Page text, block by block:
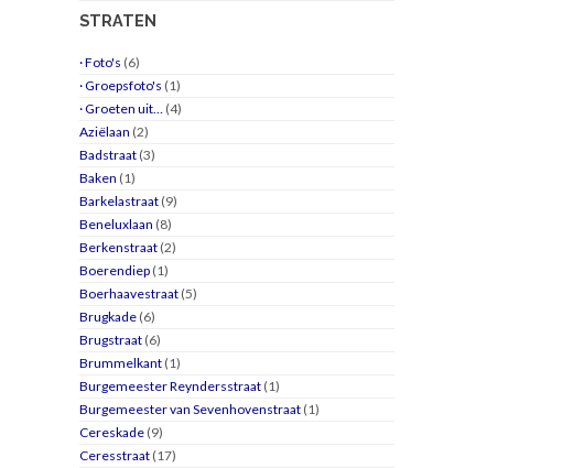
STRATEN
· Foto's (6)
· Groepsfoto's (1)
· Groeten uit… (4)
Aziëlaan (2)
Badstraat (3)
Baken (1)
Barkelastraat (9)
Beneluxlaan (8)
Berkenstraat (2)
Boerendiep (1)
Boerhaavestraat (5)
Brugkade (6)
Brugstraat (6)
Brummelkant (1)
Burgemeester Reyndersstraat (1)
Burgemeester van Sevenhovenstraat (1)
Cereskade (9)
Ceresstraat (17)